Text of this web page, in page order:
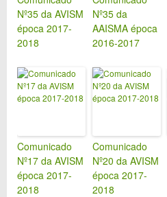
Nº35 da AVISM
época 2017-
2018
Nº35 da
AAISMA época
2016-2017
Comunicado
Nº17 da AVISM
época 2017-
2018
Comunicado
Nº20 da AVISM
época 2017-
2018